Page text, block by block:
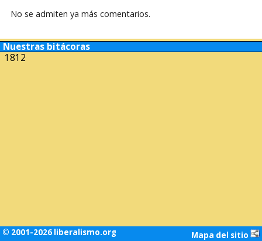
No se admiten ya más comentarios.
Nuestras bitácoras
1812
© 2001-2026 liberalismo.org Mapa del sitio